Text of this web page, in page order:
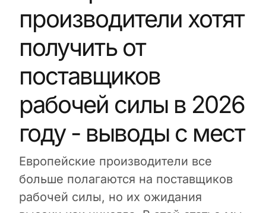
производители хотят
получить от
поставщиков
рабочей силы в 2026
году - выводы с мест
Европейские производители все
больше полагаются на поставщиков
рабочей силы, но их ожидания